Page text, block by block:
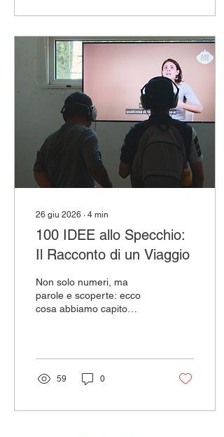
personale al lavoro
condiviso — che si gioca
buona parte del destino di
un progetto. Ed è
esattamente questo
passaggio che si è messo
in moto durante il quinto
evento di kick-off di 100
IDEE. Il caldo di quella
giornata annunciava...
26 giu 2026 ∙ 4 min
100 IDEE allo Specchio:
Il Racconto di un Viaggio
Non solo numeri, ma
parole e scoperte: ecco
cosa abbiamo capito
per restituire i risultati del
Report di Valutazione
Intermedio del progetto
59 0